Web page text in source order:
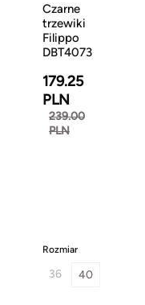
Czarne
trzewiki
Filippo
DBT4073
179.25
PLN
239.00
PLN
Rozmiar
36 40